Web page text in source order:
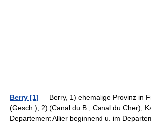
Berry [1] — Berry, 1) ehemalige Provinz in
(Gesch.); 2) (Canal du B., Canal du Cher),
Departement Allier beginnend u. im